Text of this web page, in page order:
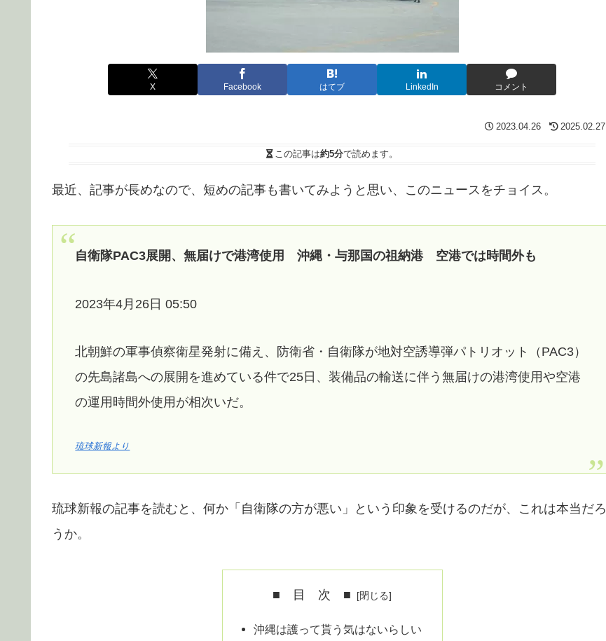
X Facebook はてブ LinkedIn コメント
2023.04.26 2025.02.27
この記事は約5分で読めます。
最近、記事が長めなので、短めの記事も書いてみようと思い、このニュースをチョイス。
自衛隊PAC3展開、無届けで港湾使用 沖縄・与那国の祖納港 空港では時間外も
2023年4月26日 05:50
北朝鮮の軍事偵察衛星発射に備え、防衛省・自衛隊が地対空誘導弾パトリオット（PAC3）
の先島諸島への展開を進めている件で25日、装備品の輸送に伴う無届けの港湾使用や空港
の運用時間外使用が相次いだ。
琉球新報より
琉球新報の記事を読むと、何か「自衛隊の方が悪い」という印象を受けるのだが、これは本当だろ
うか。
■ 目 次 ■
沖縄は護って貰う気はないらしい